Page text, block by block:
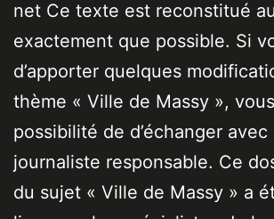
net Ce texte est reconstitué
exactement que possible. Si
d’apporter quelques
thème « Ville de Massy »,
possibilité de d’échanger avec
journaliste responsable. Ce
du sujet « Ville de Massy » a